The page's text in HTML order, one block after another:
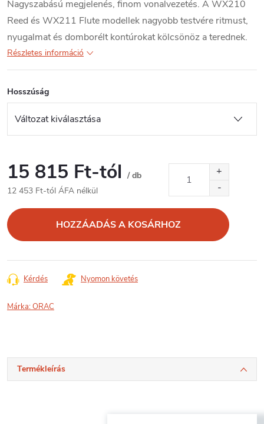
Nagyszabású megjelenés, finom vonalvezetés. A WX210
Reed és WX211 Flute modellek nagyobb testvére ritmust,
nyugalmat és domborélt kontúrokat kölcsönöz a terednek.
Részletes információ
Hosszúság
15 815 Ft-tól / db
12 453 Ft-tól ÁFA nélkül
HOZZÁADÁS A KOSÁRHOZ
Kérdés Nyomon követés
Márka:ORAC
Termékleírás